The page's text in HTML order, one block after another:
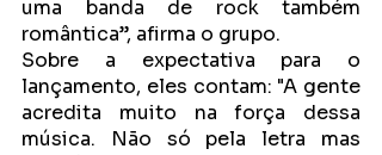
uma banda de rock também
romântica”, afirma o grupo.
Sobre a expectativa para o
lançamento, eles contam: "A gente
acredita muito na força dessa
música. Não só pela letra mas